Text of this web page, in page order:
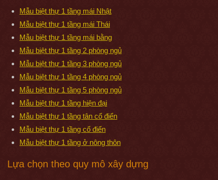
Mẫu biệt thự 1 tầng mái Nhật
Mẫu biệt thự 1 tầng mái Thái
Mẫu biệt thự 1 tầng mái bằng
Mẫu biệt thự 1 tầng 2 phòng ngủ
Mẫu biệt thự 1 tầng 3 phòng ngủ
Mẫu biệt thự 1 tầng 4 phòng ngủ
Mẫu biệt thự 1 tầng 5 phòng ngủ
Mẫu biệt thự 1 tầng hiện đại
Mẫu biệt thự 1 tầng tân cổ điển
Mẫu biệt thự 1 tầng cổ điển
Mẫu biệt thự 1 tầng ở nông thôn
Lựa chọn theo quy mô xây dựng